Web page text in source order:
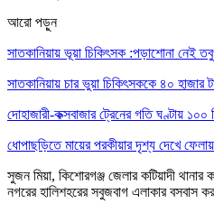
আরো পড়ুন
সাতকানিয়ায় ভূয়া চিকিৎসক :পড়াশোনা নেই
সাতকানিয়ায় চার ভুয়া চিকিৎসককে ৪০ হাজার
দোহাজারী-কক্সবাজার ট্রেনের গতি ঘণ্টায়
ধোপাছড়িতে মায়ের পরকীয়ার দৃশ্য দেখে
সুজন মিয়া, কিশোরগঞ্জ জেলার কটিয়াদী
নগরের হালিশহরের সবুজবাগ এলাকার বসবাস